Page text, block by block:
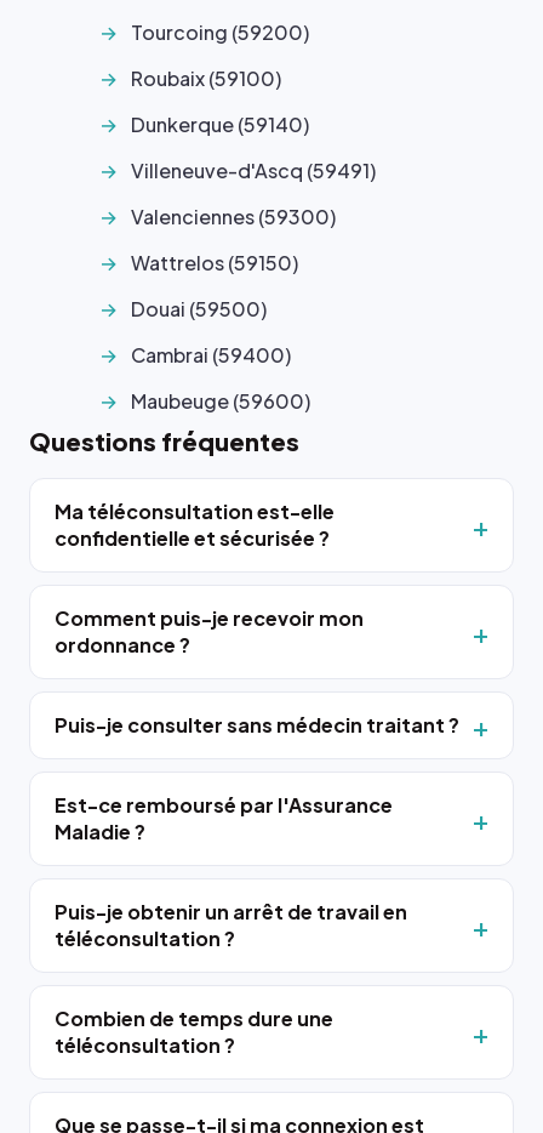
Tourcoing (59200)
Roubaix (59100)
Dunkerque (59140)
Villeneuve-d'Ascq (59491)
Valenciennes (59300)
Wattrelos (59150)
Douai (59500)
Cambrai (59400)
Maubeuge (59600)
Questions fréquentes
Ma téléconsultation est-elle
confidentielle et sécurisée ?
Comment puis-je recevoir mon
ordonnance ?
Puis-je consulter sans médecin traitant ?
Est-ce remboursé par l'Assurance
Maladie ?
Puis-je obtenir un arrêt de travail en
téléconsultation ?
Combien de temps dure une
téléconsultation ?
Que se passe-t-il si ma connexion est